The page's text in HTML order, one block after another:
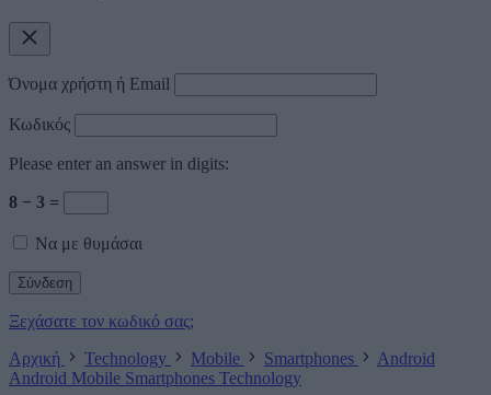
Όνομα χρήστη ή Email
Κωδικός
Please enter an answer in digits:
8 − 3 =
Να με θυμάσαι
Ξεχάσατε τον κωδικό σας;
Αρχική
Technology Mobile Smartphones
Android
Android Mobile Smartphones Technology